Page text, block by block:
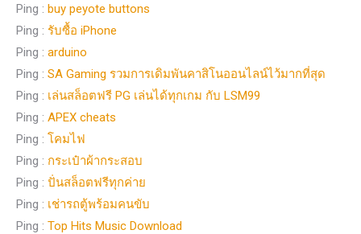
Ping : buy peyote buttons
Ping : รับซื้อ iPhone
Ping : arduino
Ping : SA Gaming รวมการเดิมพันคาสิโนออนไลน์ไว้มากที่สุด
Ping : เล่นสล็อตฟรี PG เล่นได้ทุกเกม กับ LSM99
Ping : APEX cheats
Ping : โคมไฟ
Ping : กระเป๋าผ้ากระสอบ
Ping : ปั่นสล็อตฟรีทุกค่าย
Ping : เช่ารถตู้พร้อมคนขับ
Ping : Top Hits Music Download